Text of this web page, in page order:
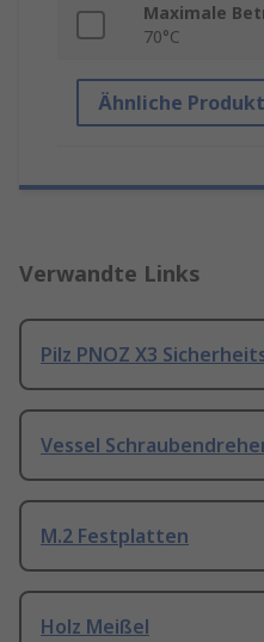
Maximale
70°C
Ähnliche
Verwandte Links
Pilz PNOZ X3
Vessel
M.2 Festplatten
Holz Meißel